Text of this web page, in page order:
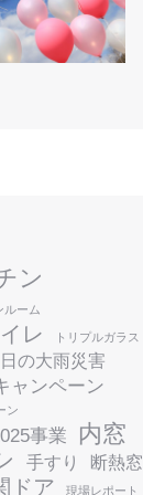
ン
ルーム
イレ トリプルガラス
の大雨災害
ャンペーン
ン
事業 内窓
手すり 断熱窓
ドア 現場レポート